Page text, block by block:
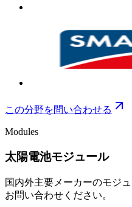
この分野を問い合わせる
Modules
太陽電池モジュール
国内外主要メーカーのモジ
お問い合わせください。